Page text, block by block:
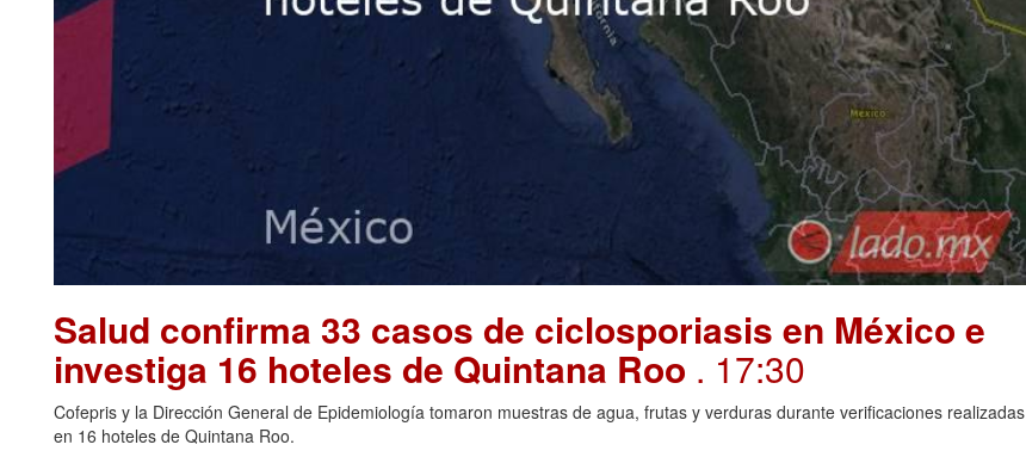
Salud confirma 33 casos de ciclosporiasis en México e
investiga 16 hoteles de Quintana Roo . 17:30
Cofepris y la Dirección General de Epidemiología tomaron muestras de agua, frutas y verduras durante verificaciones realizadas
en 16 hoteles de Quintana Roo.